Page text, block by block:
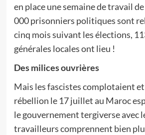
en place une semaine de travail
000 prisonniers politiques sont
cinq mois suivant les élections,
générales locales ont lieu !
Des milices ouvrières
Mais les fascistes complotaient
rébellion le 17 juillet au Maroc
le gouvernement tergiverse avec
travailleurs comprennent bien